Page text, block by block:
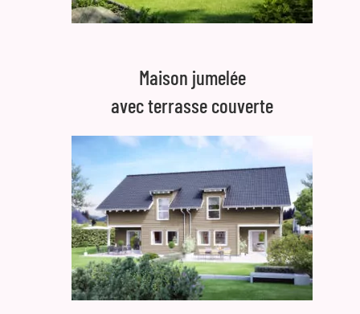
Maison jumelée
avec terrasse couverte